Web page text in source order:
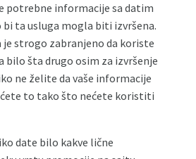
potrebne informacije sa datim
ta usluga mogla biti izvršena.
strogo zabranjeno da koriste
bilo šta drugo osim za izvršenje
ne želite da vaše informacije
to tako što nećete koristiti
date bilo kakve lične